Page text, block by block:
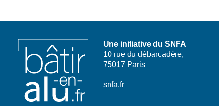
Une initiative du SNFA
10 rue du débarcadère,
75017 Paris
snfa.fr